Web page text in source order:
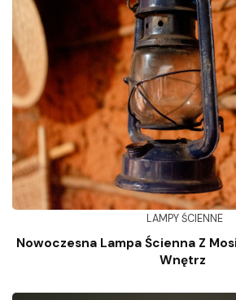
LAMPY ŚCIENNE
Nowoczesna Lampa Ścienna Z
Wnętrz